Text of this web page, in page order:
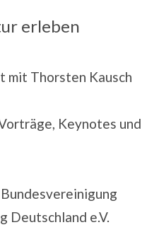
erleben
mit Thorsten Kausch
Keynotes und
Bundesvereinigung
Deutschland e.V.